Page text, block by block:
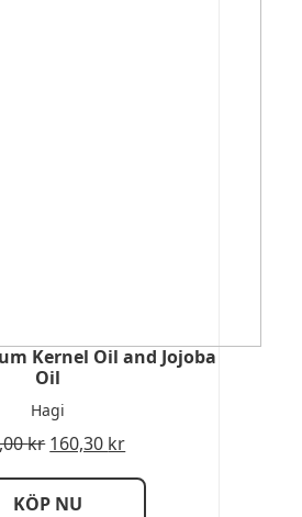
Kernel Oil and Jojoba
Oil
Hagi
kr 160,30 kr
KÖP NU